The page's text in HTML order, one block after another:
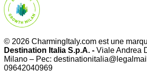
© 2026 CharmingItaly.com est une
Destination Italia S.p.A. - Viale Andrea
Milano – Pec:
09642040969